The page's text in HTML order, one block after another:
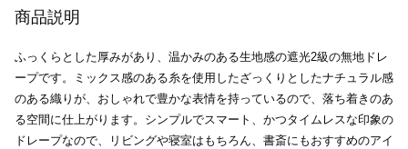
商品説明
ふっくらとした厚みがあり、温かみのある生地感の遮光2級の無地ドレ
ープです。ミックス感のある糸を使用したざっくりとしたナチュラル感
のある織りが、おしゃれで豊かな表情を持っているので、落ち着きのあ
る空間に仕上がります。シンプルでスマート、かつタイムレスな印象の
ドレープなので、リビングや寝室はもちろん、書斎にもおすすめのアイ